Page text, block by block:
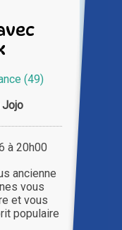
(49)
Jojo
à 20h00
ancienne
vous
et vous
populaire